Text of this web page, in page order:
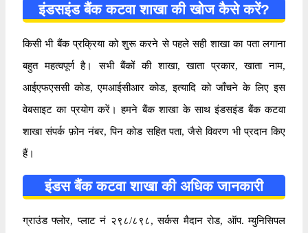
इंडसइंड बैंक कटवा शाखा की खोज कैसे करें?
किसी भी बैंक प्रक्रिया को शुरू करने से पहले सही शाखा का पता लगाना
बहुत महत्वपूर्ण है। सभी बैंकों की शाखा, खाता प्रकार, खाता नाम,
आईएफएससी कोड, एमआईसीआर कोड, इत्यादि को जाँचने के लिए इस
वेबसाइट का प्रयोग करें। हमने बैंक शाखा के साथ इंडसइंड बैंक कटवा
शाखा संपर्क फ़ोन नंबर, पिन कोड सहित पता, जैसे विवरण भी प्रदान किए
हैं।
इंडस बैंक कटवा शाखा की अधिक जानकारी
ग्राउंड फ्लोर, प्लाट नं २९८/८९८, सर्कस मैदान रोड, ऑप. म्युनिसिपल